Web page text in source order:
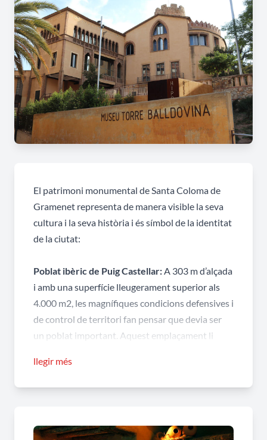
El patrimoni monumental de Santa Coloma de
Gramenet representa de manera visible la seva
cultura i la seva història i és símbol de la identitat
de la ciutat:
Poblat ibèric de Puig Castellar: A 303 m d’alçada
i amb una superfície lleugerament superior als
4.000 m2, les magnífiques condicions defensives i
de control de territori fan pensar que devia ser
un poblat important. Aquest emplaçament li
assentaments propers, ja que controlava un tram
llegir més